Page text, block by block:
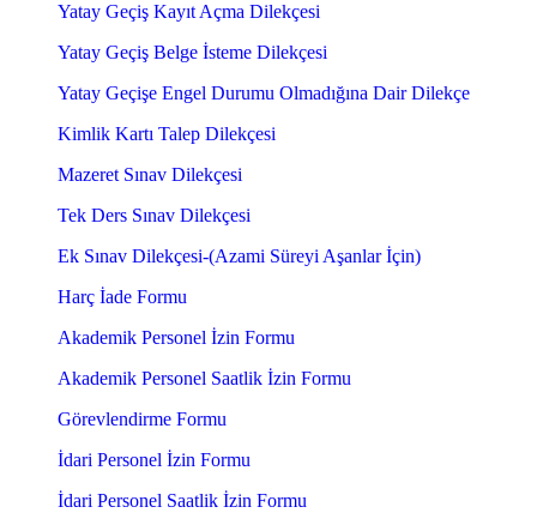
Yatay Geçiş Kayıt Açma Dilekçesi
Yatay Geçiş Belge İsteme Dilekçesi
Yatay Geçişe Engel Durumu Olmadığına Dair Dilekçe
Kimlik Kartı Talep Dilekçesi
Mazeret Sınav Dilekçesi
Tek Ders Sınav Dilekçesi
Ek Sınav Dilekçesi-(Azami Süreyi Aşanlar İçin)
Harç İade Formu
Akademik Personel İzin Formu
Akademik Personel Saatlik İzin Formu
Görevlendirme Formu
İdari Personel İzin Formu
İdari Personel Saatlik İzin Formu